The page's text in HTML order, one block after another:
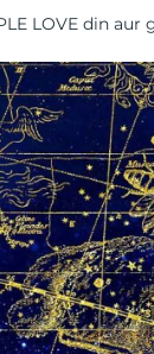
LOVE din aur